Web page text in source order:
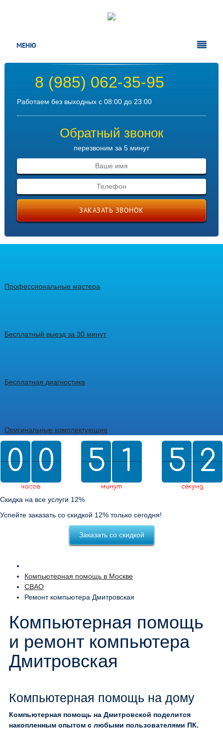
МЕНЮ
8 (985) 062-35-95
Работаем без выходных с 08:00 до 23:00
Обратный звонок
перезвоним за 5 минут
ЗАКАЗАТЬ ЗВОНОК
Профессиональные мастера
Бесплатный выезд за 30 минут
Бесплатная диагностика
Оригинальные комплектующие
0
0 0
0
часов
5
5 2
1
1
2
минут
0
5
5
0 2
1
1
2
секунд
Скидка на все услуги 12%
Успейте заказать со скидкой 12% только сегодня!
Заказать со скидкой
Компьютерная помощь в Москве
СВАО
Ремонт компьютера Дмитровская
Компьютерная помощь
и ремонт компьютера
Дмитровская
Компьютерная помощь на дому
Компьютерная помощь на Дмитровской поделится
накопленным опытом с любыми пользователями ПК.